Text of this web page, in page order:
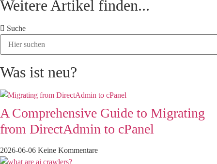
Weitere Artikel finden...
Suche
Was ist neu?
A Comprehensive Guide to Migrating
from DirectAdmin to cPanel
2026-06-06 Keine Kommentare